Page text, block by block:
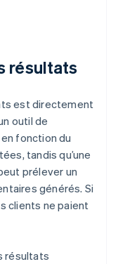
résultats
est directement
outil de
fonction du
tandis qu’une
prélever un
générés. Si
clients ne paient
résultats